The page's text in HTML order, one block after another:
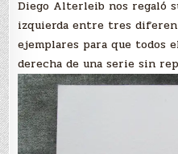
Diego Alterleib nos regaló
izquierda entre tres
ejemplares para que todos
derecha de una serie sin